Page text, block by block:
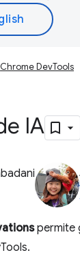
Chrome DevTools
IA
permite